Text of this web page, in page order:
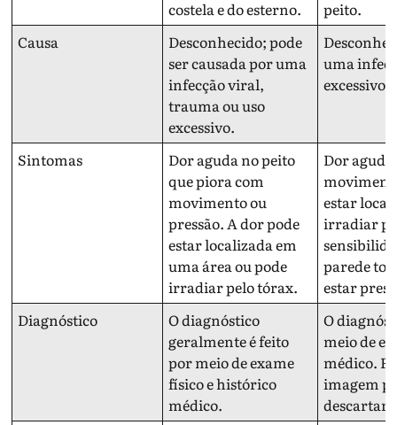
costela e do esterno.
peito.
Causa
Desconhecido; pode
ser causada por uma
infecção viral,
trauma ou uso
excessivo.
uma
excessivo.
Sintomas
Dor aguda no peito
que piora com
movimento ou
pressão. A dor pode
estar localizada em
uma área ou pode
irradiar pelo tórax.
Dor
estar
irradiar
parede
estar
Diagnóstico
O diagnóstico
geralmente é feito
por meio de exame
físico e histórico
médico.
O
meio de
médico.
imagem
descartar